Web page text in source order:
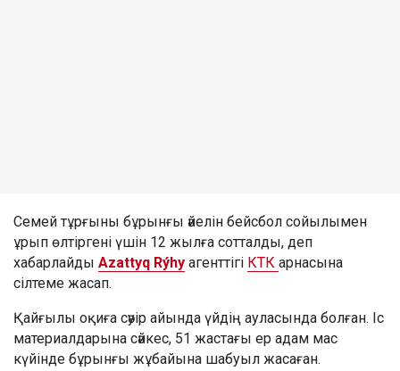
Семей тұрғыны бұрынғы әйелін бейсбол сойылымен
ұрып өлтіргені үшін 12 жылға сотталды, деп
хабарлайды Azattyq Rýhy агенттігі КТК арнасына
сілтеме жасап.
Қайғылы оқиға сәуір айында үйдің ауласында болған. Іс
материалдарына сәйкес, 51 жастағы ер адам мас
күйінде бұрынғы жұбайына шабуыл жасаған.